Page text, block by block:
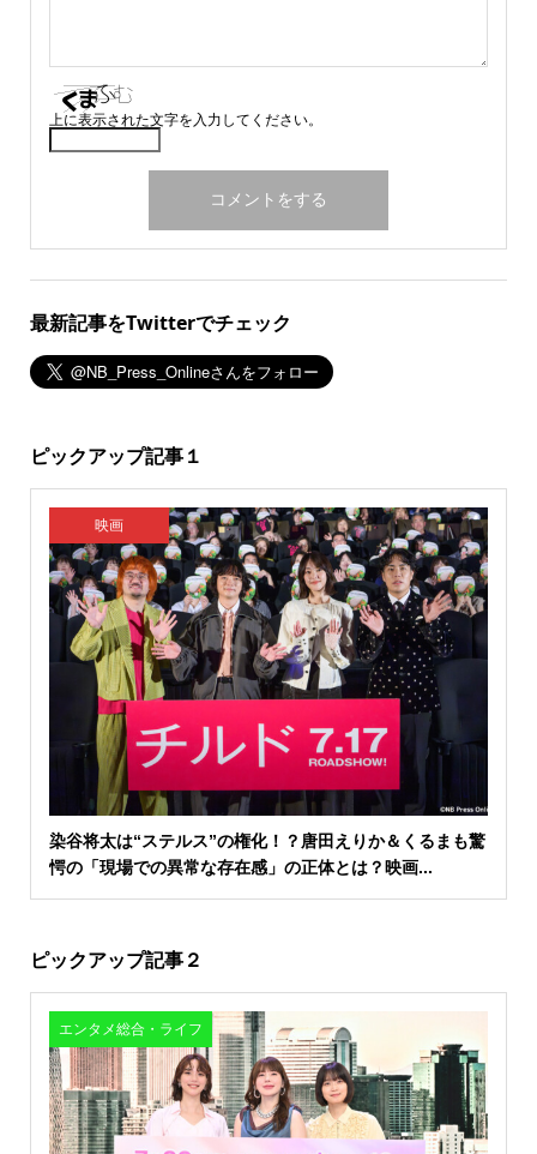
上に表示された文字を入力してください。
最新記事をTwitterでチェック
ピックアップ記事１
映画
染谷将太は“ステルス”の権化！？唐田えりか＆くるまも驚
愕の「現場での異常な存在感」の正体とは？映画...
ピックアップ記事２
エンタメ総合・ライフ